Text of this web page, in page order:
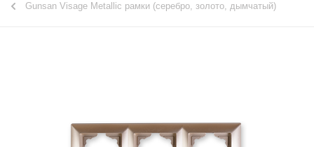
Gunsan Visage Metallic рамки (серебро, золото, дымчатый)